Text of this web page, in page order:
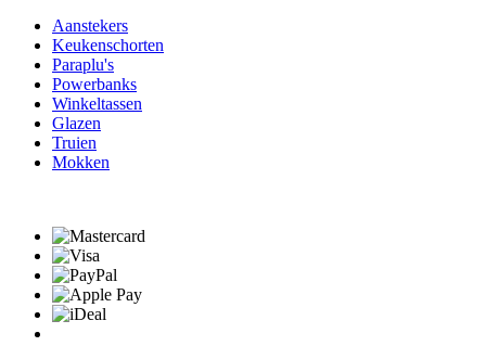
Aanstekers
Keukenschorten
Paraplu's
Powerbanks
Winkeltassen
Glazen
Truien
Mokken